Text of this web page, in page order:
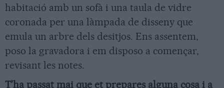
habitació amb un sofà i una taula de vidre
coronada per una làmpada de disseny que
emula un arbre dels desitjos. Ens assentem,
poso la gravadora i em disposo a començar,
revisant les notes.
T’ha passat mai que et prepares alguna cosa i a